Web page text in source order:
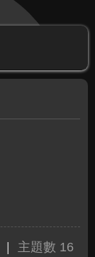
主題數 16